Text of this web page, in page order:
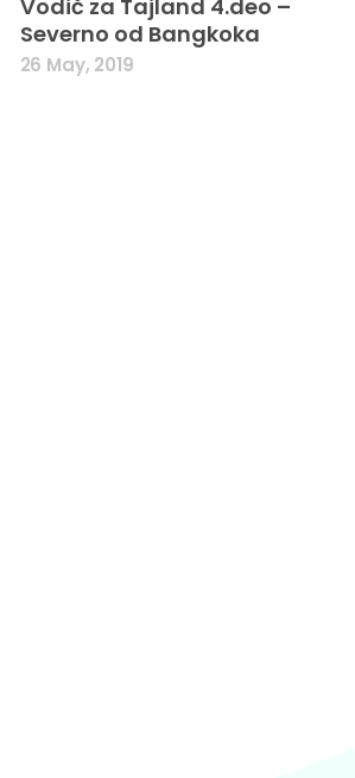
Vodič za Tajland 4.deo –
Severno od Bangkoka
26 May, 2019